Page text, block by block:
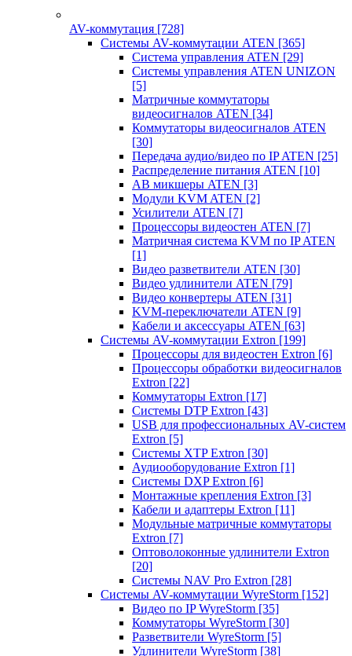
AV-коммутация [728]
Системы AV-коммутации ATEN [365]
Система управления ATEN [29]
Системы управления ATEN UNIZON
[5]
Матричные коммутаторы
видеосигналов ATEN [34]
Коммутаторы видеосигналов ATEN
[30]
Передача аудио/видео по IP ATEN [25]
Распределение питания ATEN [10]
АВ микшеры ATEN [3]
Модули KVM ATEN [2]
Усилители ATEN [7]
Процессоры видеостен ATEN [7]
Матричная система KVM по IP ATEN
[1]
Видео разветвители ATEN [30]
Видео удлинители ATEN [79]
Видео конвертеры ATEN [31]
KVM-переключатели ATEN [9]
Кабели и аксессуары ATEN [63]
Системы AV-коммутации Extron [199]
Процессоры для видеостен Extron [6]
Процессоры обработки видеосигналов
Extron [22]
Коммутаторы Extron [17]
Системы DTP Extron [43]
USB для профессиональных AV-систем
Extron [5]
Системы XTP Extron [30]
Аудиооборудование Extron [1]
Системы DXP Extron [6]
Монтажные крепления Extron [3]
Кабели и адаптеры Extron [11]
Модульные матричные коммутаторы
Extron [7]
Оптоволоконные удлинители Extron
[20]
Системы NAV Pro Extron [28]
Системы AV-коммутации WyreStorm [152]
Видео по IP WyreStorm [35]
Коммутаторы WyreStorm [30]
Разветвители WyreStorm [5]
Удлинители WyreStorm [38]